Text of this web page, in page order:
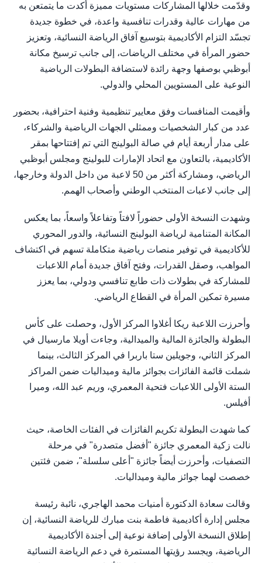
وقدّمت خلالها المشاركات مستويات مميزة أكدت ما يتمتعن به
من مهارات عالية وقدرات تنافسية واعدة، في خطوة جديدة
تجسّد التزام الأكاديمية بتوسيع آفاق الرياضة النسائية، وتعزيز
حضور المرأة في مختلف الرياضات، إلى جانب ترسيخ مكانة
أبوظبي بوصفها وجهة رائدة لاستضافة البطولات الرياضية
النوعية على المستويين المحلي والدولي.
وأقيمت المنافسات وفق معايير تنظيمية وفنية احترافية، بحضور
عدد من كبار الشخصيات وممثلي الجهات الرياضية والشركاء،
على مدار أربعة أيام في صالة البولينج التي تم إفتتاحها بمقر
الأكاديمية، بالتعاون مع اتحاد الإمارات للبولينج ومجلس أبوظبي
الرياضي، ومشاركة أكثر من 50 لاعبة من داخل الدولة وخارجها،
إلى جانب لاعبات المنتخب الوطني وأصحاب الهمم.
وشهدت النسخة الأولى حضوراً لافتاً وتفاعلاً واسعاً، بما يعكس
المكانة المتنامية لرياضة البولينج النسائية، والدور المحوري
للأكاديمية في توفير منصات رياضية متكاملة تسهم في اكتشاف
المواهب، وصقل القدرات، وفتح آفاق جديدة أمام اللاعبات
للمشاركة في بطولات ذات طابع تنافسي ودولي، بما يعزز
مسيرة تمكين المرأة في القطاع الرياضي.
وأحرزت اللاعبة ريكا أغلاوا المركز الأول، وحصلت على كأس
البطولة والجائزة المالية والميدالية، وجاءت أويلا مارسيال في
المركز الثاني، وجويلين ستا باربرا في المركز الثالث، بينما
شملت قائمة الفائزات بجوائز مالية وميداليات ضمن المراكز
الستة الأولى اللاعبات فتحية المعمري، وريم عبد الله، وميرا
أفيلس.
كما شهدت البطولة تكريم الفائزات في الفئات الخاصة، حيث
نالت زكية المعمري جائزة "أفضل متصدرة" في مرحلة
التصفيات، وأحرزت أيضاً جائزة "أعلى سلسلة"، ضمن فئتين
خصصت لهما جوائز مالية وميداليات.
وقالت سعادة الدكتورة أمنيات محمد الهاجري، نائبة رئيسة
مجلس إدارة أكاديمية فاطمة بنت مبارك للرياضة النسائية، إن
إطلاق النسخة الأولى إضافة نوعية إلى أجندة الأكاديمية
الرياضية، ويجسد رؤيتها المستمرة في دعم الرياضة النسائية